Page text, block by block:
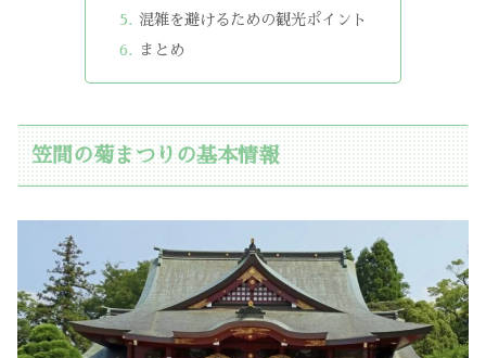
混雑を避けるための観光ポイント
まとめ
笠間の菊まつりの基本情報